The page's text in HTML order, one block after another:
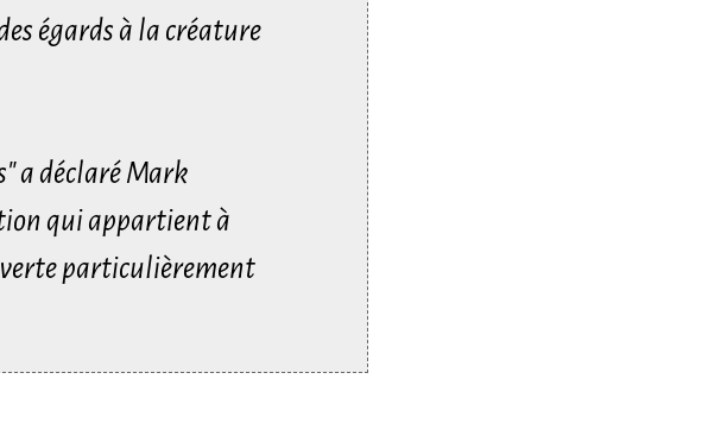
égards à la créature
a déclaré Mark
qui appartient à
particulièrement